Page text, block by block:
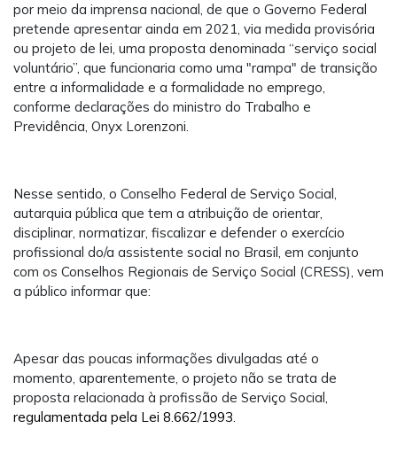
por meio da imprensa nacional, de que o Governo Federal
pretende apresentar ainda em 2021, via medida provisória
ou projeto de lei, uma proposta denominada “serviço social
voluntário”, que funcionaria como uma "rampa" de transição
entre a informalidade e a formalidade no emprego,
conforme declarações do ministro do Trabalho e
Previdência, Onyx Lorenzoni.
Nesse sentido, o Conselho Federal de Serviço Social,
autarquia pública que tem a atribuição de orientar,
disciplinar, normatizar, fiscalizar e defender o exercício
profissional do/a assistente social no Brasil, em conjunto
com os Conselhos Regionais de Serviço Social (CRESS), vem
a público informar que:
Apesar das poucas informações divulgadas até o
momento, aparentemente, o projeto não se trata de
proposta relacionada à profissão de Serviço Social,
regulamentada pela Lei 8.662/1993.